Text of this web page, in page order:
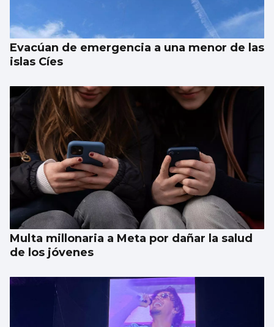
Evacúan de emergencia a una menor de las
islas Cíes
Multa millonaria a Meta por dañar la salud
de los jóvenes